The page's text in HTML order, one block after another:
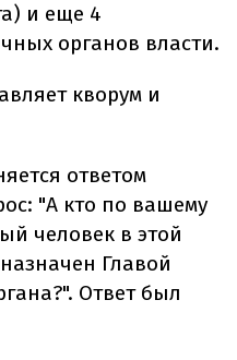
и еще 4
органов власти.
кворум и
ответом
"А кто по вашему
человек в этой
Главой
Ответ был